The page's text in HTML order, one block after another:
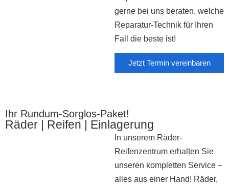
gerne bei uns beraten, welche
Reparatur-Technik für Ihren
Fall die beste ist!
Jetzt Termin vereinbaren
Ihr Rundum-Sorglos-Paket!
Räder | Reifen | Einlagerung
In unserem Räder-
Reifenzentrum erhalten Sie
unseren kompletten Service –
alles aus einer Hand! Räder,